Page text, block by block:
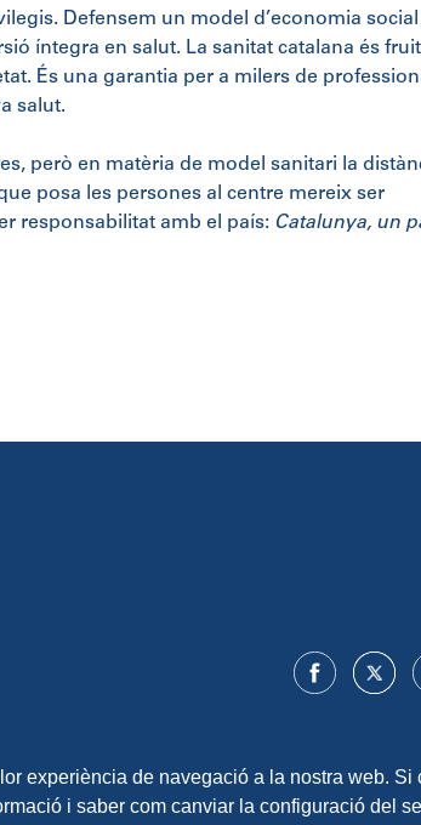
experiència de navegació a la nostra web. Si
i saber com canviar la configuració del
Defensem un model d’economia social
íntegra en salut. La sanitat catalana és
És una garantia per a milers de
salut.
però en matèria de model sanitari la
posa les persones al centre mereix ser
responsabilitat amb el país: Catalunya, un